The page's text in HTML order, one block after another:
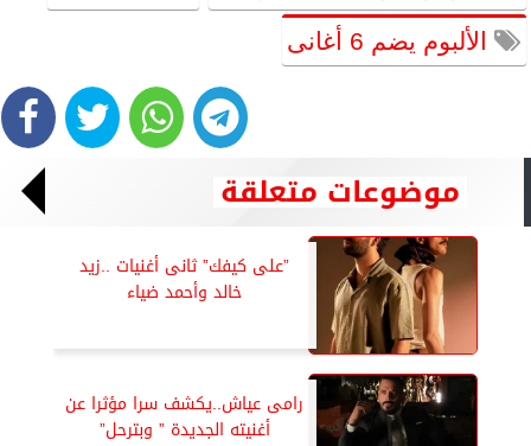
الألبوم يضم 6 أغانى
موضوعات متعلقة
”على كيفك” ثانى أغنيات ..زيد
خالد وأحمد ضياء
رامى عياش..يكشف سرا مؤثرا عن
أغنيته الجديدة ” وبترحل”